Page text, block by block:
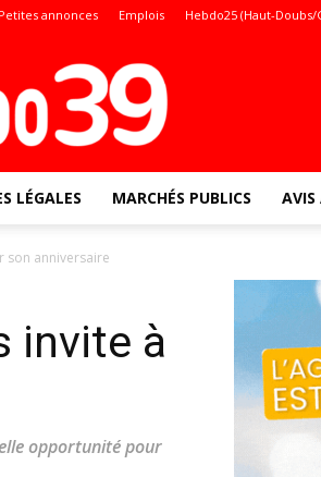
Petites annonces Emplois Hebdo25 (Haut-
LÉGALES MARCHÉS PUBLICS AVIS
son anniversaire
invite à
opportunité pour